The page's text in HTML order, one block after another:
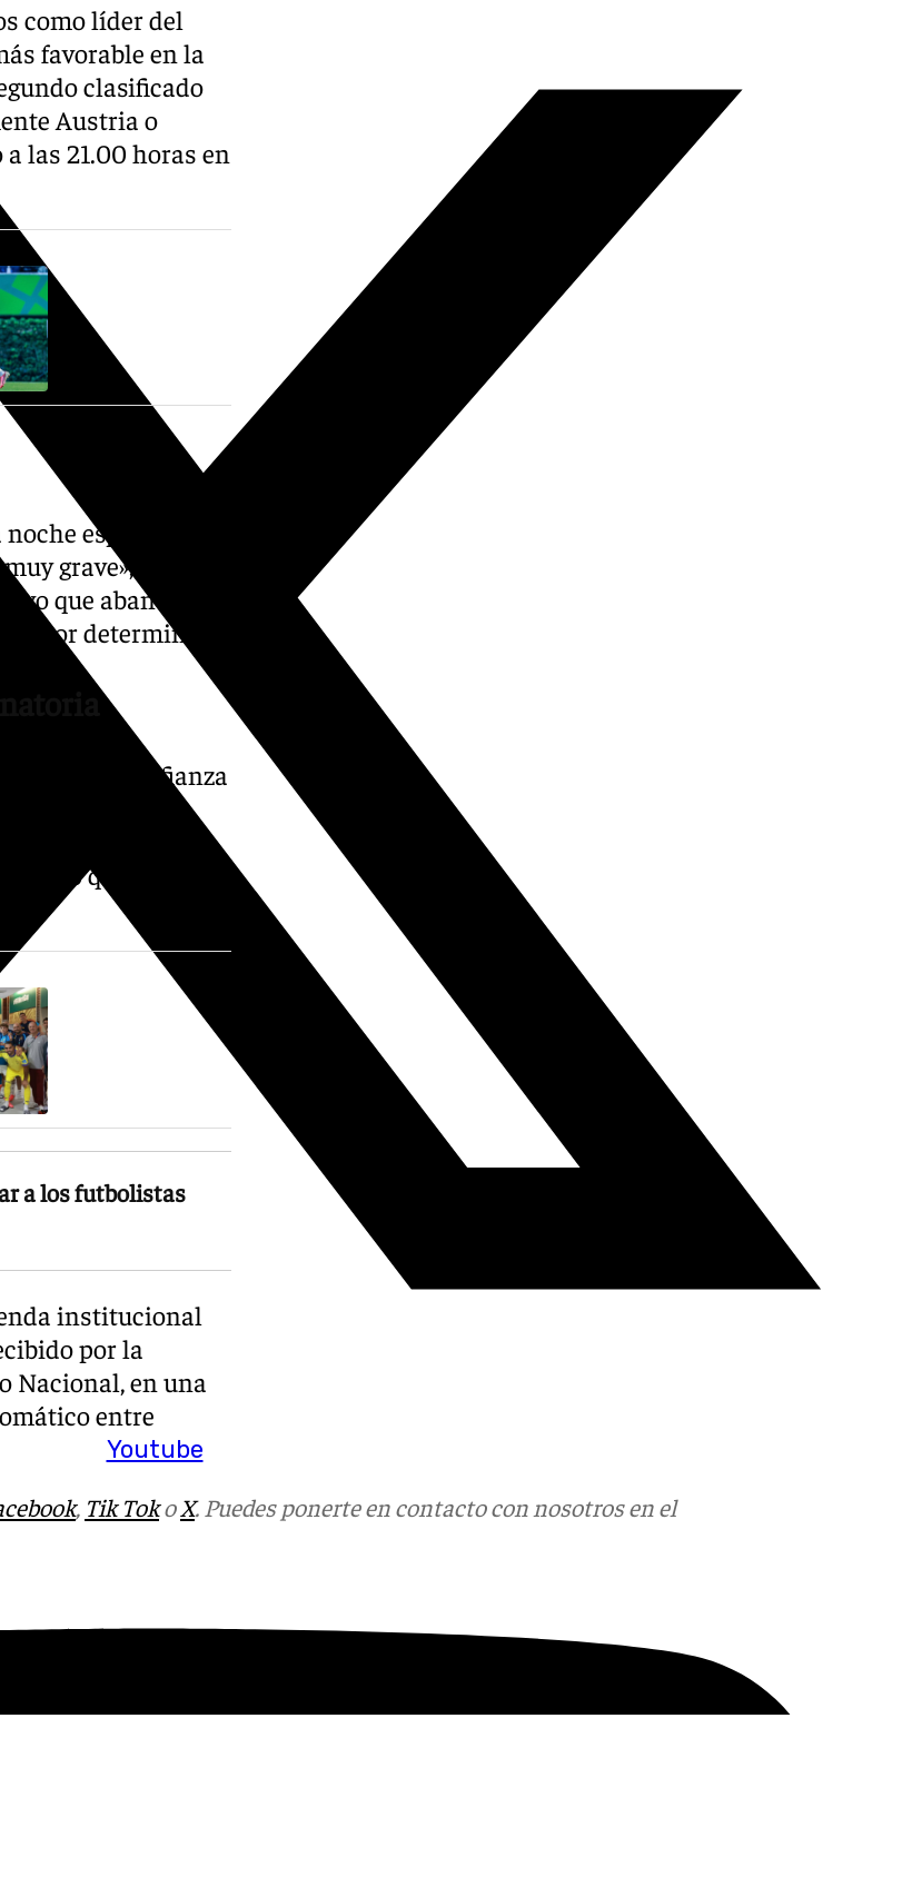
Youtube
como líder del
favorable en la
clasificado
Austria o
las 21.00 horas en
española.
grave», dijo
que abandonar
por determinar.
aliento y confianza
porque si
ya lo sé,
lo que hay que
a los futbolistas
institucional
por la
Nacional, en una
entre
, Tik TokoX. Puedes ponerte en contacto con nosotros en el